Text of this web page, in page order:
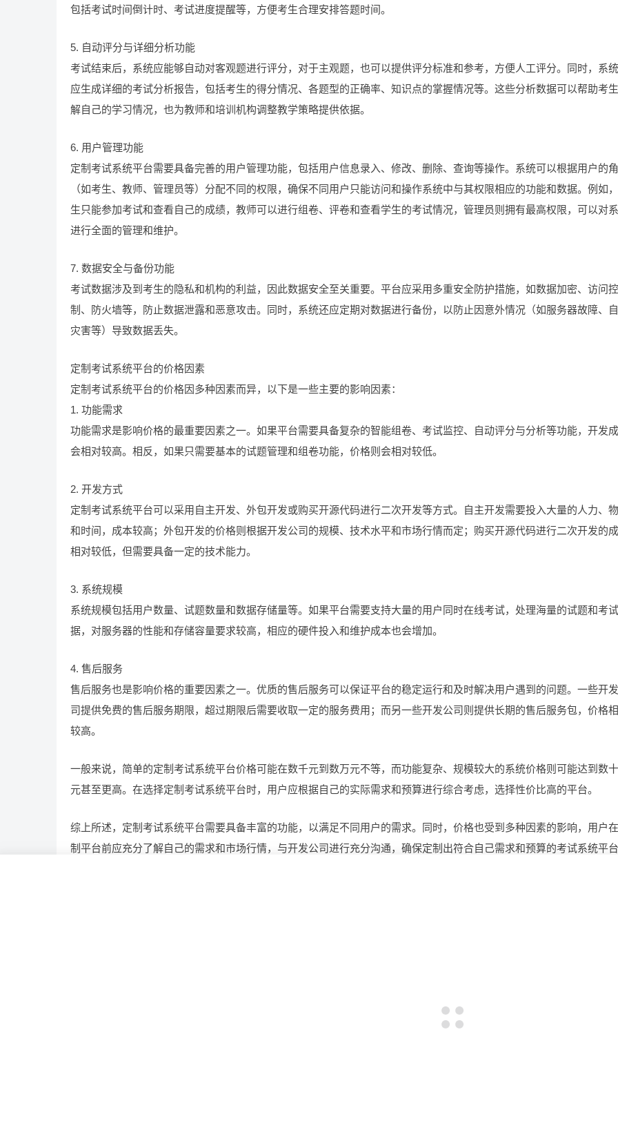
包括考试时间倒计时、考试进度提醒等，方便考生合理安排答题时间。
5. 自动评分与详细分析功能
考试结束后，系统应能够自动对客观题进行评分，对于主观题，也可以提供评分标准和参考，方便人工评分。同时，系
应生成详细的考试分析报告，包括考生的得分情况、各题型的正确率、知识点的掌握情况等。这些分析数据可以帮助考
解自己的学习情况，也为教师和培训机构调整教学策略提供依据。
6. 用户管理功能
定制考试系统平台需要具备完善的用户管理功能，包括用户信息录入、修改、删除、查询等操作。系统可以根据用户的
（如考生、教师、管理员等）分配不同的权限，确保不同用户只能访问和操作系统中与其权限相应的功能和数据。例如
生只能参加考试和查看自己的成绩，教师可以进行组卷、评卷和查看学生的考试情况，管理员则拥有最高权限，可以对
进行全面的管理和维护。
7. 数据安全与备份功能
考试数据涉及到考生的隐私和机构的利益，因此数据安全至关重要。平台应采用多重安全防护措施，如数据加密、访问控
制、防火墙等，防止数据泄露和恶意攻击。同时，系统还应定期对数据进行备份，以防止因意外情况（如服务器故障、
灾害等）导致数据丢失。
定制考试系统平台的价格因素
定制考试系统平台的价格因多种因素而异，以下是一些主要的影响因素：
1. 功能需求
功能需求是影响价格的最重要因素之一。如果平台需要具备复杂的智能组卷、考试监控、自动评分与分析等功能，开发
会相对较高。相反，如果只需要基本的试题管理和组卷功能，价格则会相对较低。
2. 开发方式
定制考试系统平台可以采用自主开发、外包开发或购买开源代码进行二次开发等方式。自主开发需要投入大量的人力、
和时间，成本较高；外包开发的价格则根据开发公司的规模、技术水平和市场行情而定；购买开源代码进行二次开发的
相对较低，但需要具备一定的技术能力。
3. 系统规模
系统规模包括用户数量、试题数量和数据存储量等。如果平台需要支持大量的用户同时在线考试，处理海量的试题和考
据，对服务器的性能和存储容量要求较高，相应的硬件投入和维护成本也会增加。
4. 售后服务
售后服务也是影响价格的重要因素之一。优质的售后服务可以保证平台的稳定运行和及时解决用户遇到的问题。一些开
司提供免费的售后服务期限，超过期限后需要收取一定的服务费用；而另一些开发公司则提供长期的售后服务包，价格
较高。
一般来说，简单的定制考试系统平台价格可能在数千元到数万元不等，而功能复杂、规模较大的系统价格则可能达到数
元甚至更高。在选择定制考试系统平台时，用户应根据自己的实际需求和预算进行综合考虑，选择性价比高的平台。
综上所述，定制考试系统平台需要具备丰富的功能，以满足不同用户的需求。同时，价格也受到多种因素的影响，用户
制平台前应充分了解自己的需求和市场行情，与开发公司进行充分沟通，确保定制出符合自己需求和预算的考试系统平台
开发智慧工地系统，市场潜力几何与成本几何？有哪些